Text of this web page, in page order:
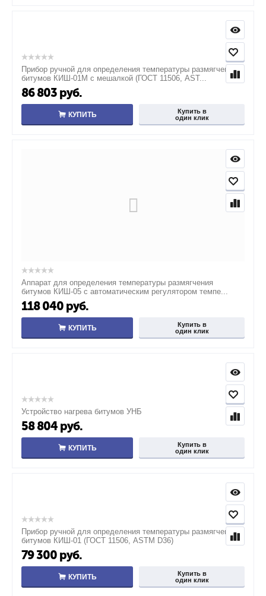
Прибор ручной для определения температуры размягчения
битумов КИШ-01М с мешалкой (ГОСТ 11506, AST...
86 803 руб.
КУПИТЬ
Купить в
один клик
Аппарат для определения температуры размягчения
битумов КИШ-05 с автоматическим регулятором темпе...
118 040 руб.
КУПИТЬ
Купить в
один клик
Устройство нагрева битумов УНБ
58 804 руб.
КУПИТЬ
Купить в
один клик
Прибор ручной для определения температуры размягчения
битумов КИШ-01 (ГОСТ 11506, ASTM D36)
79 300 руб.
КУПИТЬ
Купить в
один клик